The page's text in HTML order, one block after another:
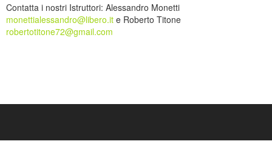
Contatta i nostri Istruttori: Alessandro Monetti
monettialessandro@libero.ite Roberto Titone
robertotitone72@gmail.com